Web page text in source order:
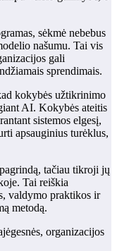
sėkmė nebebus
našumu. Tai vis
gali
sprendimais.
kokybės užtikrinimo
AI. Kokybės ateitis
sistemos elgesį,
apsauginius turėklus,
tačiau tikroji jų
Tai reiškia
valdymo praktikos ir
metodą.
organizacijos